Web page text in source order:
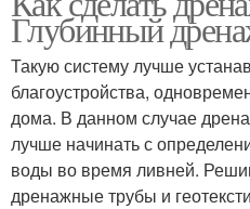
Глубинный
Такую систему лучше
благоустройства,
дома. В данном случае
лучше начинать с
воды во время ливней.
дренажные трубы и